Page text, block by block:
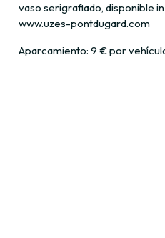
vaso serigrafiado, disponible
www.uzes-pontdugard.com
Aparcamiento: 9 € por